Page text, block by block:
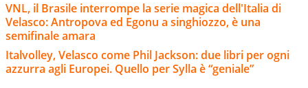
VNL, il Brasile interrompe la serie magica dell'Italia di
Velasco: Antropova ed Egonu a singhiozzo, è una
semifinale amara
Italvolley, Velasco come Phil Jackson: due libri per ogni
azzurra agli Europei. Quello per Sylla è “geniale”